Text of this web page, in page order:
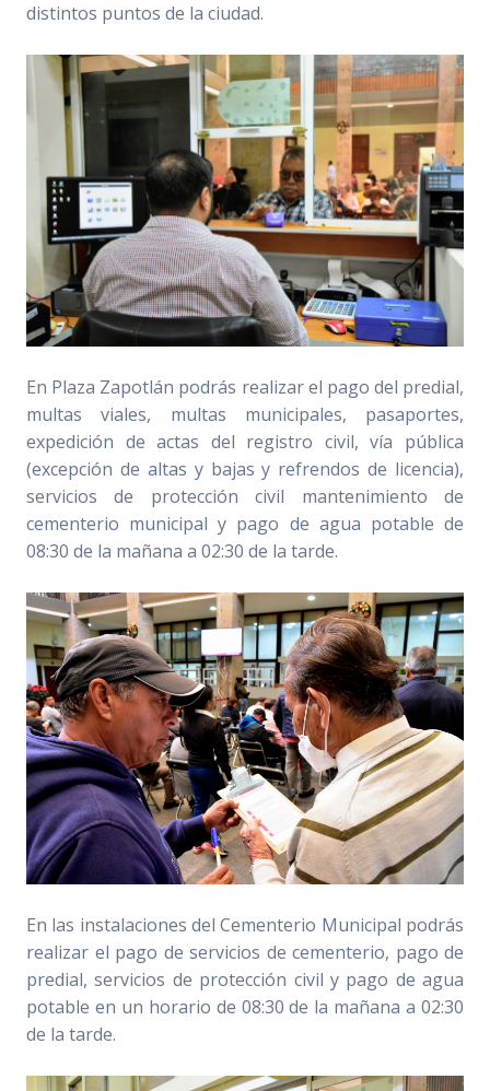
distintos puntos de la ciudad.
En Plaza Zapotlán podrás realizar el pago del predial,
multas viales, multas municipales, pasaportes,
expedición de actas del registro civil, vía pública
(excepción de altas y bajas y refrendos de licencia),
servicios de protección civil mantenimiento de
cementerio municipal y pago de agua potable de
08:30 de la mañana a 02:30 de la tarde.
En las instalaciones del Cementerio Municipal podrás
realizar el pago de servicios de cementerio, pago de
predial, servicios de protección civil y pago de agua
potable en un horario de 08:30 de la mañana a 02:30
de la tarde.